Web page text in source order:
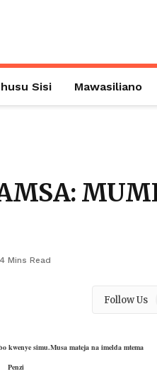
Sisi Mawasiliano
4 Mins Read
Follow Us
kwenye simu.Musa mateja na imelda mtema
Penzi